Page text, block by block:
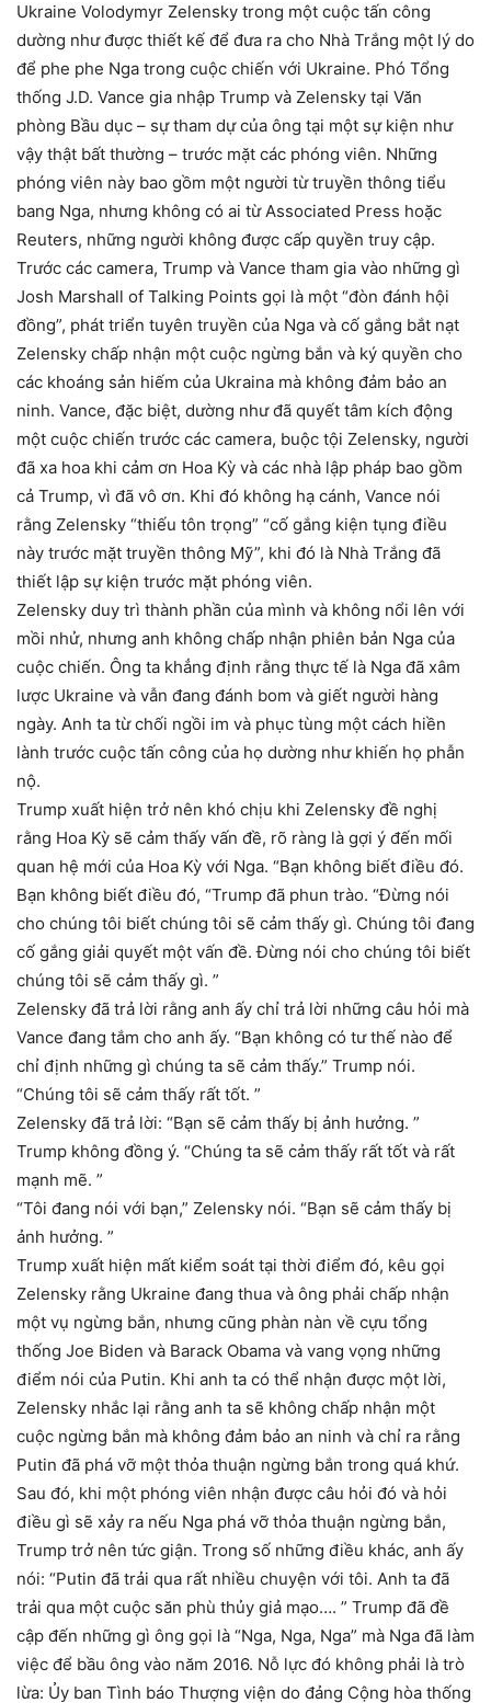
Ukraine Volodymyr Zelensky trong một cuộc tấn công
dường như được thiết kế để đưa ra cho Nhà Trắng một lý do
để phe phe Nga trong cuộc chiến với Ukraine. Phó Tổng
thống J.D. Vance gia nhập Trump và Zelensky tại Văn
phòng Bầu dục – sự tham dự của ông tại một sự kiện như
vậy thật bất thường – trước mặt các phóng viên. Những
phóng viên này bao gồm một người từ truyền thông tiểu
bang Nga, nhưng không có ai từ Associated Press hoặc
Reuters, những người không được cấp quyền truy cập.
Trước các camera, Trump và Vance tham gia vào những gì
Josh Marshall of Talking Points gọi là một “đòn đánh hội
đồng”, phát triển tuyên truyền của Nga và cố gắng bắt nạt
Zelensky chấp nhận một cuộc ngừng bắn và ký quyền cho
các khoáng sản hiếm của Ukraina mà không đảm bảo an
ninh. Vance, đặc biệt, dường như đã quyết tâm kích động
một cuộc chiến trước các camera, buộc tội Zelensky, người
đã xa hoa khi cảm ơn Hoa Kỳ và các nhà lập pháp bao gồm
cả Trump, vì đã vô ơn. Khi đó không hạ cánh, Vance nói
rằng Zelensky “thiếu tôn trọng” “cố gắng kiện tụng điều
này trước mặt truyền thông Mỹ”, khi đó là Nhà Trắng đã
thiết lập sự kiện trước mặt phóng viên.
Zelensky duy trì thành phần của mình và không nổi lên với
mồi nhử, nhưng anh không chấp nhận phiên bản Nga của
cuộc chiến. Ông ta khẳng định rằng thực tế là Nga đã xâm
lược Ukraine và vẫn đang đánh bom và giết người hàng
ngày. Anh ta từ chối ngồi im và phục tùng một cách hiền
lành trước cuộc tấn công của họ dường như khiến họ phẫn
nộ.
Trump xuất hiện trở nên khó chịu khi Zelensky đề nghị
rằng Hoa Kỳ sẽ cảm thấy vấn đề, rõ ràng là gợi ý đến mối
quan hệ mới của Hoa Kỳ với Nga. “Bạn không biết điều đó.
Bạn không biết điều đó, “Trump đã phun trào. “Đừng nói
cho chúng tôi biết chúng tôi sẽ cảm thấy gì. Chúng tôi đang
cố gắng giải quyết một vấn đề. Đừng nói cho chúng tôi biết
chúng tôi sẽ cảm thấy gì. ”
Zelensky đã trả lời rằng anh ấy chỉ trả lời những câu hỏi mà
Vance đang tắm cho anh ấy. “Bạn không có tư thế nào để
chỉ định những gì chúng ta sẽ cảm thấy.” Trump nói.
“Chúng tôi sẽ cảm thấy rất tốt. ”
Zelensky đã trả lời: “Bạn sẽ cảm thấy bị ảnh hưởng. ”
Trump không đồng ý. “Chúng ta sẽ cảm thấy rất tốt và rất
mạnh mẽ. ”
“Tôi đang nói với bạn,” Zelensky nói. “Bạn sẽ cảm thấy bị
ảnh hưởng. ”
Trump xuất hiện mất kiểm soát tại thời điểm đó, kêu gọi
Zelensky rằng Ukraine đang thua và ông phải chấp nhận
một vụ ngừng bắn, nhưng cũng phàn nàn về cựu tổng
thống Joe Biden và Barack Obama và vang vọng những
điểm nói của Putin. Khi anh ta có thể nhận được một lời,
Zelensky nhắc lại rằng anh ta sẽ không chấp nhận một
cuộc ngừng bắn mà không đảm bảo an ninh và chỉ ra rằng
Putin đã phá vỡ một thỏa thuận ngừng bắn trong quá khứ.
Sau đó, khi một phóng viên nhận được câu hỏi đó và hỏi
điều gì sẽ xảy ra nếu Nga phá vỡ thỏa thuận ngừng bắn,
Trump trở nên tức giận. Trong số những điều khác, anh ấy
nói: “Putin đã trải qua rất nhiều chuyện với tôi. Anh ta đã
trải qua một cuộc săn phù thủy giả mạo…. ” Trump đã đề
cập đến những gì ông gọi là “Nga, Nga, Nga” mà Nga đã làm
việc để bầu ông vào năm 2016. Nỗ lực đó không phải là trò
lừa: Ủy ban Tình báo Thượng viện do đảng Cộng hòa thống